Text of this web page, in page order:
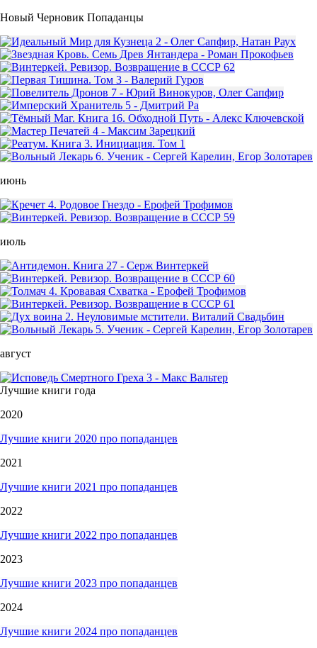
Новый Черновик Попаданцы
июнь
июль
август
Лучшие книги года
2020
Лучшие книги 2020 про попаданцев
2021
Лучшие книги 2021 про попаданцев
2022
Лучшие книги 2022 про попаданцев
2023
Лучшие книги 2023 про попаданцев
2024
Лучшие книги 2024 про попаданцев